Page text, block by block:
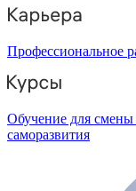
Профессиональное
Обучение для смены
саморазвития